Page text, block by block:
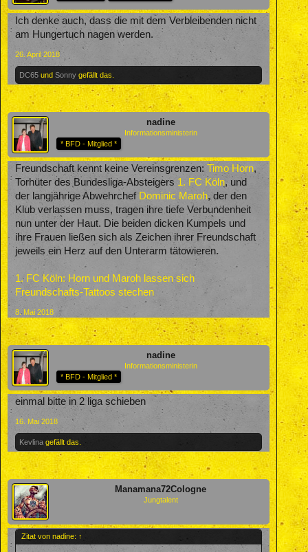
Ich denke auch, dass die mit dem Verbleibenden nicht
am Hungertuch nagen werden.
26. April 2018
DC65 und Sonny gefällt das.
nadine
Informationsministerin
* BFD - Mitglied *
Freundschaft kennt keine Vereinsgrenzen: Timo Horn,
Torhüter des Bundesliga-Absteigers 1. FC Köln, und
der langjährige Abwehrchef Dominic Maroh, der den
Klub verlassen muss, tragen ihre tiefe Verbundenheit
nun unter der Haut. Die beiden dicken Kumpels und
ihre Frauen ließen sich als Zeichen ihrer Freundschaft
jeweils ein Herz auf den Unterarm tätowieren.
1. FC Köln: Horn und Maroh lassen sich
Freundschafts-Tattoos stechen
8. Mai 2018
nadine
Informationsministerin
* BFD - Mitglied *
einmal bitte in 2 liga schieben
16. Mai 2018
Kevlina gefällt das.
Manamana72Cologne
Jungtalent
Zitat von nadine: ↑